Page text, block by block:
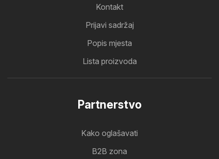
Kontakt
Prijavi sadržaj
Popis mjesta
Lista proizvoda
Partnerstvo
Kako oglašavati
B2B zona